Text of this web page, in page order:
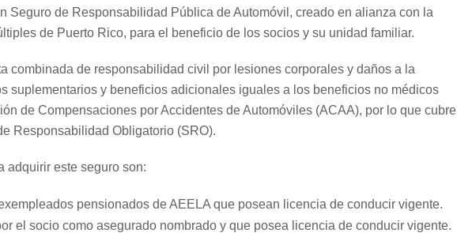
Seguro de Responsabilidad Pública de Automóvil, creado en alianza con la
de Puerto Rico, para el beneficio de los socios y su unidad familiar.
combinada de responsabilidad civil por lesiones corporales y daños a la
suplementarios y beneficios adicionales iguales a los beneficios no médicos
de Compensaciones por Accidentes de Automóviles (ACAA), por lo que cubre
Responsabilidad Obligatorio (SRO).
adquirir este seguro son:
pensionados de AEELA que posean licencia de conducir vigente.
el socio como asegurado nombrado y que posea licencia de conducir vigente.